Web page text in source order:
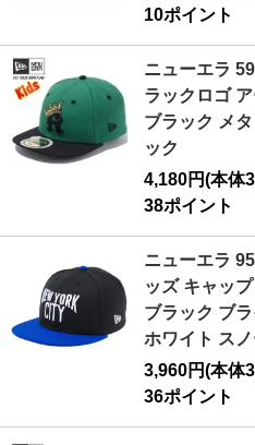
10ポイント
ニューエラ
ラックロゴ
ブラック メ
ック
4,180円(本体
38ポイント
ニューエラ
ッズ キャッ
ブラック ブ
ホワイト ス
3,960円(本体
36ポイント